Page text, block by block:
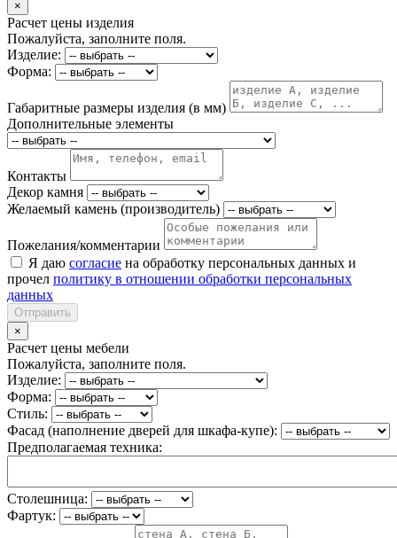
×
Расчет цены изделия
Пожалуйста, заполните поля.
Изделие:
Форма:
Габаритные размеры изделия (в мм)
Дополнительные элементы
Контакты
Декор камня
Желаемый камень (производитель)
Пожелания/комментарии
Я даю согласие на обработку персональных данных и
прочел политику в отношении обработки персональных
данных
Отправить
×
Расчет цены мебели
Пожалуйста, заполните поля.
Изделие:
Форма:
Стиль:
Фасад (наполнение дверей для шкафа-купе):
Предполагаемая техника:
Столешница:
Фартук: